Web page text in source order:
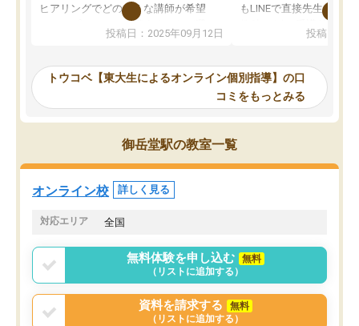
ヒアリングでどのような講師が希望
か、オプションは付帯するかなど選ぶ
事が出来ました。
ーティングを行い、その講師で良いか
見てから講師を決定する事ができま
す。
うちの子は、初回面談の講師の方で決
オンラインツールを使用した単語帳の
共有があり宿題もそちらで出される形
でした。
言う事で講師変更の申し出があり、あ
まりに短期での変更だった為、塾に通
う事にして退会しました。遅れも取り
戻せ、授業内容や講師の方は良かった
と思います。
投稿日：2025年09月12日
もLINEで直接先生に質問
めれるので、個人に合
いなのがあり(有料)、受
ことをどんなスケジュー
くか相談したのですが、
ち期待したものではなく
くなってきたようなので
投稿日：
トウコベ【東大生によるオンライン個別指導】の口
コミをもっとみる
御岳堂駅の教室一覧
オンライン校 詳しく見る
対応エリア 全国
無料体験を申し込む
無料
（リストに追加する）
資料を請求する
無料
（リストに追加する）